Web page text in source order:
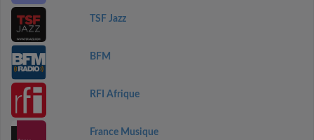
TSF Jazz
BFM
RFI Afrique
France Musique